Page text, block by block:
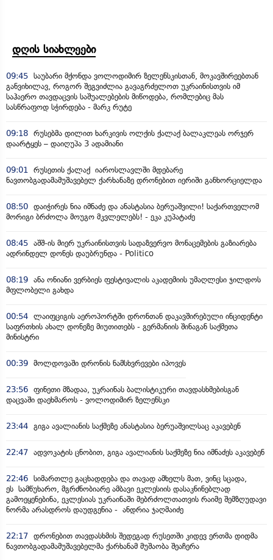
დღის სიახლეები
09:45 საუბარი მქონდა ვოლოდიმირ ზელენსკისთან, მოკავშირეებთან
განვიხილავ, როგორ შეგვიძლია გავაგრძელოთ უკრაინისთვის იმ
საჰაერო თავდაცვის საშუალებების მიწოდება, რომლებიც მას
სასწრაფოდ სჭირდება - მარკ რუტე
09:18 რუსებმა დილით ხარკივის ოლქის ქალაქ ბალაკლეას ორჯერ
დაარტყეს – დაიღუპა 3 ადამიანი
09:01
რუსეთის ქალაქ იაროსლავლში მდებარე
ნავთობგადამამუშავებელ ქარხანაზე დრონებით იერიში განხორციელდა
08:50 დაიჭირეს ნია იმნაძე და ანასტასია ბერუაშვილი! საქართველომ
მორიგი ბრძოლა მოუგო მკვლელებს! - ეკა კუპატაძე
08:45 აშშ-ის მიერ უკრაინისთვის სადაზვერვო მონაცემების გაზიარება
ადრინდელ დონეს დაუბრუნდა - Politico
08:19 ანა ონიანი ვერბიეს ფესტივალის აკადემიის უმაღლესი ჯილდოს
მფლობელი გახდა
00:54 ლაიფციგის აეროპორტში დრონთან დაკავშირებული ინციდენტი
საფრთხის ახალ დონეზე მიუთითებს - გერმანიის შინაგან საქმეთა
მინისტრი
00:39 მოლდოვაში დრონის ნამსხვრევები იპოვეს
23:56 ფინეთი მზადაა, უკრაინას ბალისტიკური თავდასხმებისგან
დაცვაში დაეხმაროს - ვოლოდიმირ ზელენსკი
23:44 გიგა ავალიანის საქმეზე ანასტასია ბერუაშვილსაც აკავებენ
22:47 ადვოკატის ცნობით, გიგა ავალიანის საქმეზე ნია იმნაძეს აკავებენ
22:46 სიმართლე გაცხადდება და თავად ამხელს მათ, ვინც სცადა,
ეს სამწუხარო, მგრძნობიარე ამბავი ეკლესიის დასაკნინებლად
გამოეყენებინა, ეკლესიას უკრაინაში მებრძოლთათვის რაიმე შემზღუდავი
ნორმა არასდროს დაუდგენია - ანდრია ჯაღმაიძე
22:17 დრონებით თავდასხმის შედეგად რუსეთში კიდევ ერთმა დიდმა
ნავთობგადამამუშავებელმა ქარხანამ მუშაობა შეაჩერა